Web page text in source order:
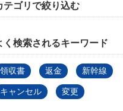
テゴリで絞り込む
く検索されるキーワード
領収書 返金 新幹線
キャンセル 変更